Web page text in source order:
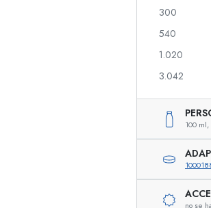
Botellas para gin
Botellas navideñas
Botellas decorativas
Botellas cilíndricas
300
540
1.020
3.042
100 ml,
no se